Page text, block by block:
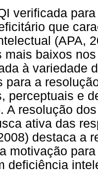
verificada
que
(APA,
mais baixos
à variedade
para a
perceptuais e
A resolução
ativa das
destaca a
motivação
deficiência